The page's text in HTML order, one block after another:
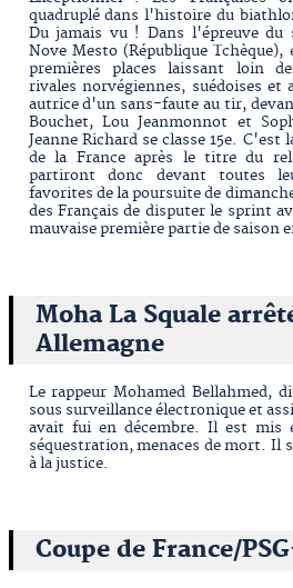
quadruplé dans l'histoire du
Du jamais vu ! Dans l'épreuve du
Nove Mesto (République
premières places laissant loin
rivales norvégiennes, suédoises et
autrice d'un sans-faute au tir,
Bouchet, Lou Jeanmonnot et
Jeanne Richard se classe 15e. C'est
de la France après le titre du
partiront donc devant toutes
favorites de la poursuite de
des Français de disputer le sprint
mauvaise première partie de saison
Moha La Squale
Allemagne
Le rappeur Mohamed Bellahmed,
sous surveillance électronique et
avait fui en décembre. Il est mis
séquestration, menaces de mort. Il
à la justice.
Coupe de France/